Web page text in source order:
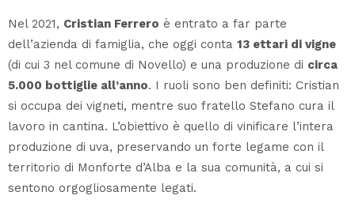
Nel 2021, Cristian Ferrero è entrato a far parte
dell’azienda di famiglia, che oggi conta 13 ettari di vigne
(di cui 3 nel comune di Novello) e una produzione di circa
5.000 bottiglie all’anno. I ruoli sono ben definiti: Cristian
si occupa dei vigneti, mentre suo fratello Stefano cura il
lavoro in cantina. L’obiettivo è quello di vinificare l’intera
produzione di uva, preservando un forte legame con il
territorio di Monforte d’Alba e la sua comunità, a cui si
sentono orgogliosamente legati.